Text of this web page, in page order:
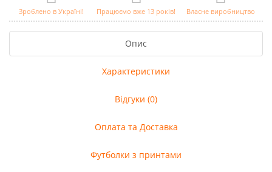
Зроблено в Україні! Працюємо вже 13 років! Власне виробництво
Опис
Характеристики
Відгуки (0)
Оплата та Доставка
Футболки з принтами